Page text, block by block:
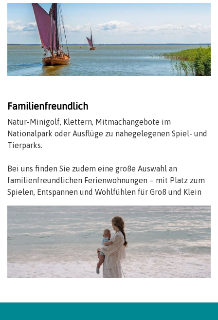
Familienfreundlich
Natur-Minigolf, Klettern, Mitmachangebote im
Nationalpark oder Ausflüge zu nahegelegenen Spiel- und
Tierparks.
Bei uns finden Sie zudem eine große Auswahl an
familienfreundlichen Ferienwohnungen – mit Platz zum
Spielen, Entspannen und Wohlfühlen für Groß und Klein